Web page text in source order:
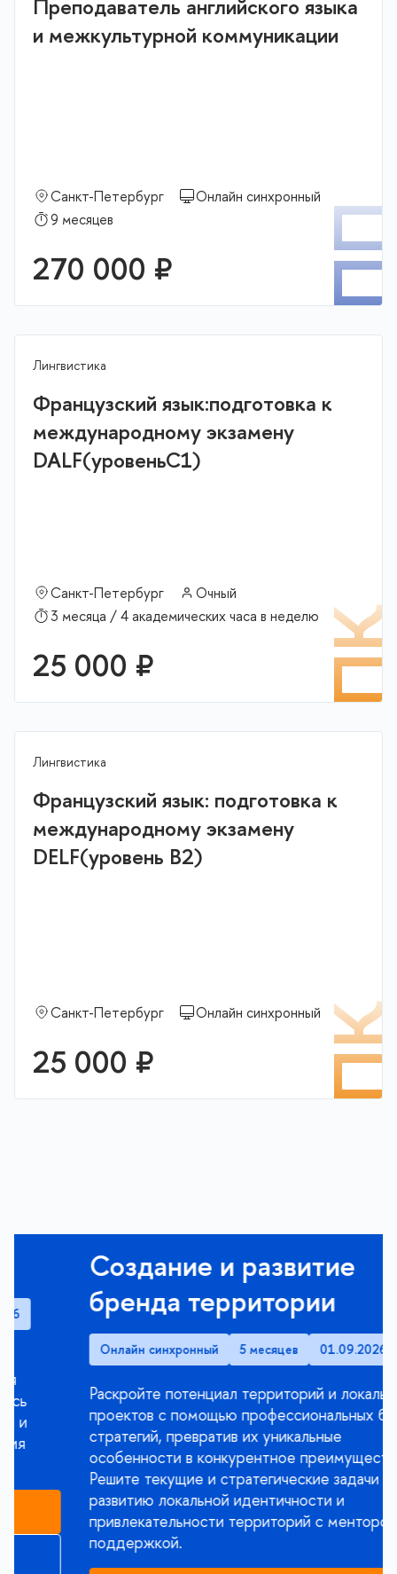
Преподаватель английского языка
и межкультурной коммуникации
Санкт-Петербург
Онлайн синхронный
9 месяцев
270 000 ₽
Лингвистика
Французский язык:подготовка к
международному экзамену
DALF(уровеньС1)
Санкт-Петербург
Очный
3 месяца / 4 академических часа в неделю
25 000 ₽
Лингвистика
Французский язык: подготовка к
международному экзамену
DELF(уровень В2)
Санкт-Петербург Онлайн синхронный
25 000 ₽
Создание и развитие
бренда территории
Онлайн синхронный 5 месяцев 01.09.2026
Раскройте потенциал территорий и локальных
проектов с помощью профессиональных бренд-
стратегий, превратив их уникальные
особенности в конкурентное преимущество.
Решите текущие и стратегические задачи по
развитию локальной идентичности и
привлекательности территорий с менторской
поддержкой.